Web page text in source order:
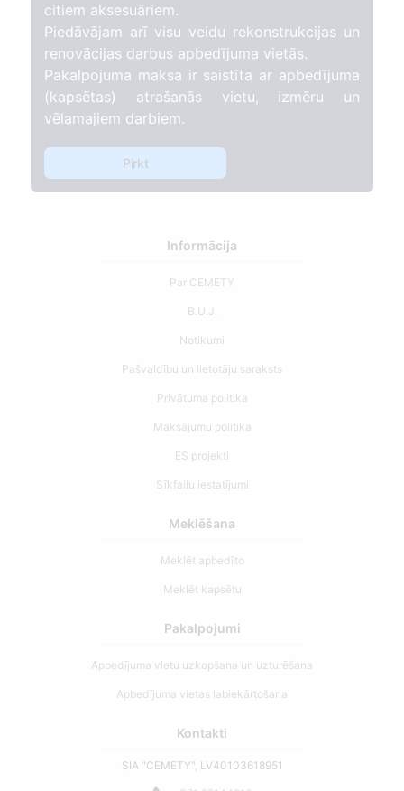
citiem aksesuāriem.
Piedāvājam arī visu veidu rekonstrukcijas un
renovācijas darbus apbedījuma vietās.
Pakalpojuma maksa ir saistīta ar apbedījuma
(kapsētas) atrašanās vietu, izmēru un
vēlamajiem darbiem.
Pirkt
Informācija
Par CEMETY
B.U.J.
Notikumi
Pašvaldību un lietotāju saraksts
Privātuma politika
Maksājumu politika
ES projekti
Sīkfailu iestatījumi
Meklēšana
Meklēt apbedīto
Meklēt kapsētu
Pakalpojumi
Apbedījuma vietu uzkopšana un uzturēšana
Apbedījuma vietas labiekārtošana
Kontakti
SIA "CEMETY", LV40103618951